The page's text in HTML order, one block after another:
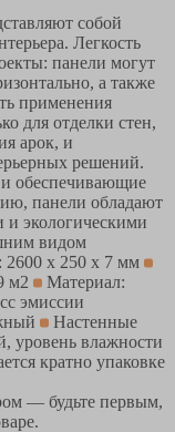
собой
Легкость
панели могут
а также
применения
для отделки стен,
арок, и
решений.
обеспечивающие
панели обладают
экологическими
видом
2600 х 250 х 7 мм
м2
Материал:
эмиссии
Настенные
уровень влажности
кратно упаковке
— будьте первым,